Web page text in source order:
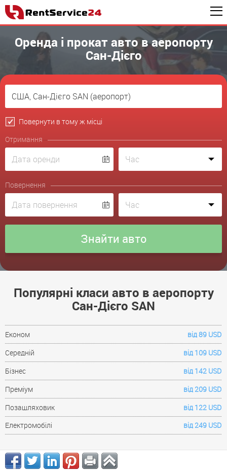
Оренда і прокат авто в аеропорту
Сан-Дієго
Повернути в тому ж місці
Отримання
Повернення
Популярні класи авто в аеропорту
Сан-Дієго SAN
Економ
від 89 USD
Середній
від 109 USD
Бізнес
від 142 USD
Преміум
від 209 USD
Позашляховик
від 122 USD
Електромобілі
від 249 USD